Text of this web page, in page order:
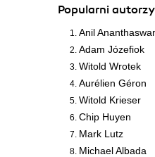
Popularni autorzy
Anil
Adam Józefiok
Witold Wrotek
Aurélien Géron
Witold Krieser
Chip Huyen
Mark Lutz
Michael Albada